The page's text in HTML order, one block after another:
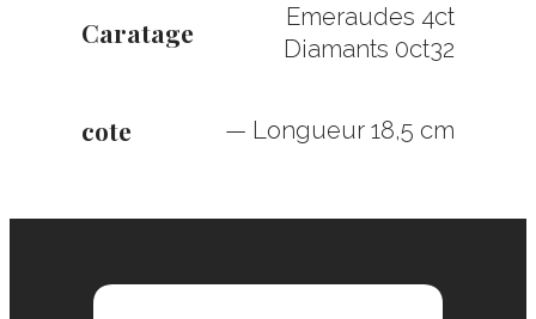
Caratage
Emeraudes 4ct
Diamants 0ct32
cote — Longueur 18,5 cm